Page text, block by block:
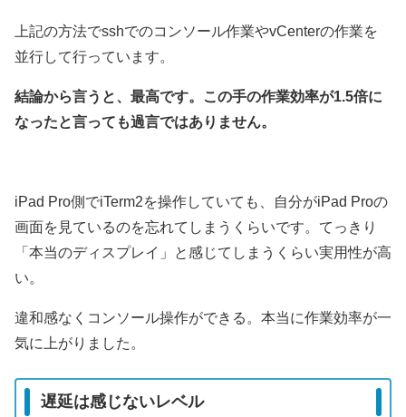
上記の方法でsshでのコンソール作業やvCenterの作業を
並行して行っています。
結論から言うと、最高です。この手の作業効率が1.5倍に
なったと言っても過言ではありません。
iPad Pro側でiTerm2を操作していても、自分がiPad Proの
画面を見ているのを忘れてしまうくらいです。てっきり
「本当のディスプレイ」と感じてしまうくらい実用性が高
い。
違和感なくコンソール操作ができる。本当に作業効率が一
気に上がりました。
遅延は感じないレベル